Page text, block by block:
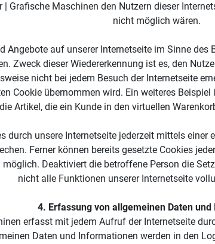
Grafische Maschinen den Nutzern dieser
nicht möglich wären.
auf unserer Internetseite im Sinne
Zweck dieser Wiedererkennung ist es, den
nicht bei jedem Besuch der Internetseite
Cookie übernommen wird. Ein weiteres
Artikel, die ein Kunde in den virtuellen
durch unsere Internetseite jederzeit mittels
Ferner können bereits gesetzte Cookies
Deaktiviert die betroffene Person die
nicht alle Funktionen unserer Internetseite
4. Erfassung von allgemeinen Daten
erfasst mit jedem Aufruf der Internetseite
Daten und Informationen werden in den